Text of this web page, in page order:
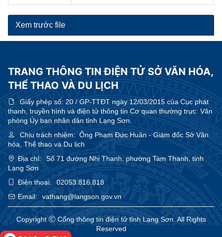
Xem trước file
TRANG THÔNG TIN ĐIỆN TỬ SỞ VĂN HÓA,
THỂ THAO VÀ DU LỊCH
Giấy phép số:20 / GP-TTĐT ngày 12/03/2015 của Cục phát
thanh, truyền hình và điện tử thông tin Cơ quan thường trực: Văn
phòng Ủy ban nhân dân tỉnh Lạng Sơn.
Chịu trách nhiệm:Ông Phạm Đức Huân - Giám đốc Sở Văn
hóa, Thể thao và Du lịch
Địa chỉ:
Số 71 đường Nhị Thanh, phường Tam Thanh, tỉnh
Lạng Sơn
Điện thoại:
02053.816.818
Email:
vathang@langson.gov.vn
Copyright Ⓒ Cổng thông tin điện tử tỉnh Lạng Sơn. All Rights
Reserved